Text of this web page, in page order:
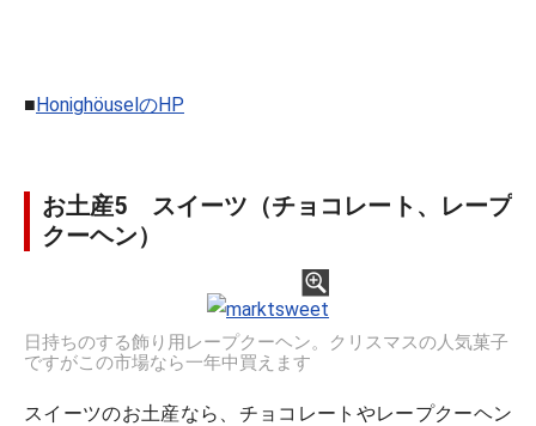
■HonighöuselのHP
お土産5 スイーツ（チョコレート、レープ
クーヘン）
日持ちのする飾り用レープクーヘン。クリスマスの人気菓子
ですがこの市場なら一年中買えます
スイーツのお土産なら、チョコレートやレープクーヘン